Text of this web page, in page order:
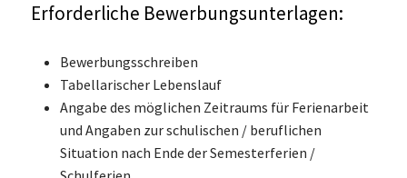
Erforderliche Bewerbungsunterlagen:
Bewerbungsschreiben
Tabellarischer Lebenslauf
Angabe des möglichen Zeitraums für Ferienarbeit
und Angaben zur schulischen / beruflichen
Situation nach Ende der Semesterferien /